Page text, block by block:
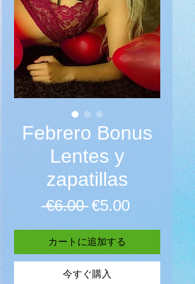
Febrero Bonus
Lentes y
zapatillas
€6.00 通常価格
€5.00セール価
カートに追加する
今すぐ購入